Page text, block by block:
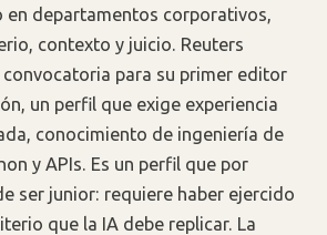
en departamentos corporativos,
contexto y juicio. Reuters
convocatoria para su primer editor
un perfil que exige experiencia
conocimiento de ingeniería de
y APIs. Es un perfil que por
ser junior: requiere haber ejercido
que la IA debe replicar. La